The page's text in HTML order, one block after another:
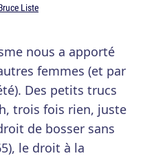
Liste
nous a apporté
femmes (et par
Des petits trucs
trois fois rien, juste
de bosser sans
le droit à la